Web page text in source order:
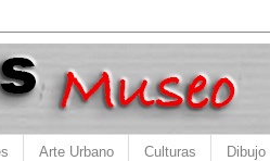
Arte Urbano Culturas Dibujo